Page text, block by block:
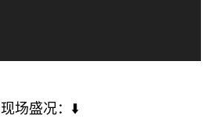
现场盛况：⬇️